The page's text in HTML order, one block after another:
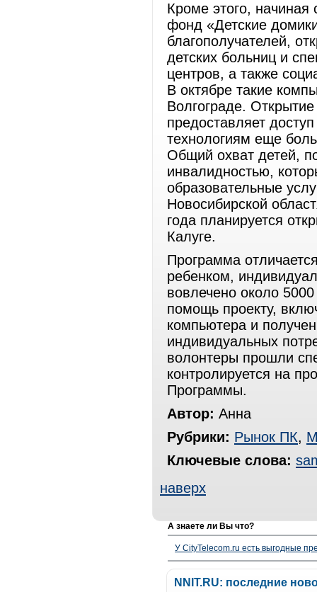
Кроме этого, начиная
фонд «Детские
благополучателей,
детских больниц и
центров, а также
В октябре такие
Волгограде.
предоставляет
технологиям еще
Общий охват детей,
инвалидностью,
образовательные
Новосибирской
года планируется
Калуге.
Программа
ребенком,
вовлечено около
помощь проекту,
компьютера и
индивидуальных
волонтеры прошли
контролируется на
Программы.
Автор: Анна
Рубрики: Рынок ПК,
Ключевые слова:
наверх
А знаете ли Вы что?
У CityTelecom.ru есть выгодные
NNIT.RU: последние